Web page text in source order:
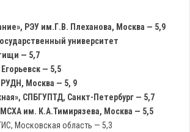
РЭУ им.Г.В. Плеханова, Москва — 5,9
университет
— 5,7
— 5,5
РУДН, Москва — 5, 9
СПБГУПТД, Санкт-Петербург — 5,7
МСХА им. К.А.Тимирязева, Москва — 5,5
Московская область — 5,3